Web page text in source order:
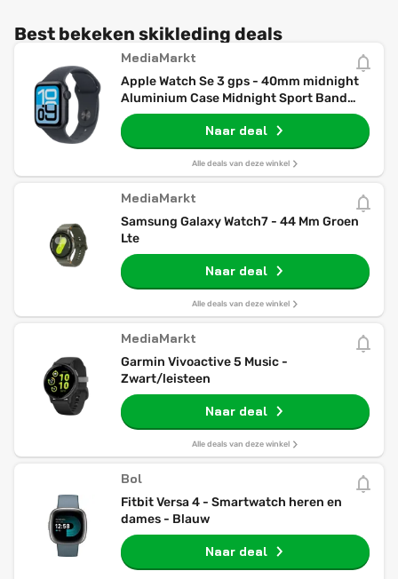
Best bekeken skikleding deals
MediaMarkt
Apple Watch Se 3 gps - 40mm midnight
Aluminium Case Midnight Sport Band
S/m Smartwatch
Naar deal
Alle deals van deze winkel
MediaMarkt
Samsung Galaxy Watch7 - 44 Mm Groen
Lte
Naar deal
Alle deals van deze winkel
MediaMarkt
Garmin Vivoactive 5 Music -
Zwart/leisteen
Naar deal
Alle deals van deze winkel
Bol
Fitbit Versa 4 - Smartwatch heren en
dames - Blauw
Naar deal